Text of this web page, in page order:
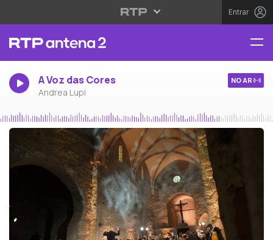
Entrar
A Voz das Cores
Andrea Lupi
NO AR